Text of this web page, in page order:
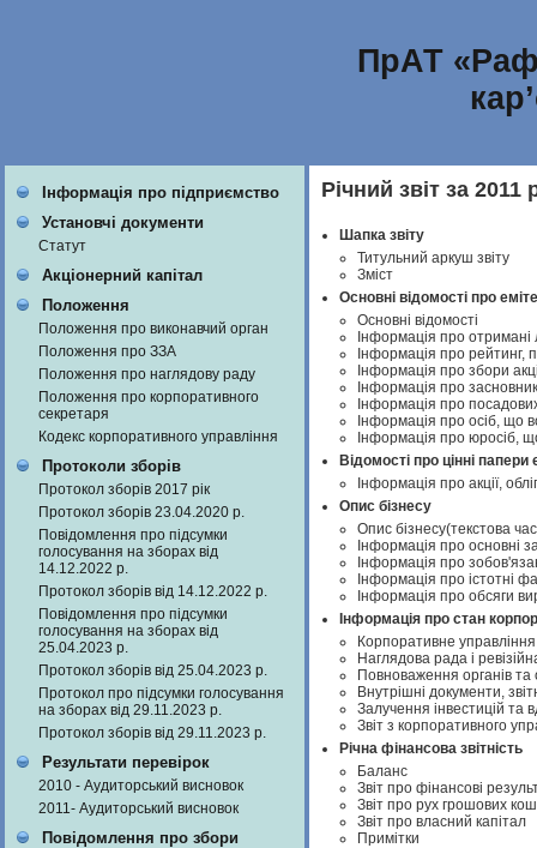
ПрАТ
Інформація про підприємство
Установчі документи
Статут
Акціонерний капітал
Положення
Положення про виконавчий орган
Положення про ЗЗА
Положення про наглядову раду
Положення про корпоративного
секретаря
Кодекс корпоративного управління
Протоколи зборів
Протокол зборів 2017 рік
Протокол зборів 23.04.2020 р.
Повідомлення про підсумки
голосування на зборах від
14.12.2022 р.
Протокол зборів від 14.12.2022 р.
Повідомлення про підсумки
голосування на зборах від
25.04.2023 р.
Протокол зборів від 25.04.2023 р.
Протокол про підсумки голосування
на зборах від 29.11.2023 р.
Протокол зборів від 29.11.2023 р.
Результати перевірок
2010 - Аудиторський висновок
2011- Аудиторський висновок
Повідомлення про збори
Річний звіт за 2011
Шапка звіту
Титульний аркуш звіту
Зміст
Основні відомості про
Основні відомості
Інформація про отримані
Інформація про рейтинг,
Інформація про збори
Інформація про
Інформація про
Інформація про осіб, що
Інформація про юросіб,
Відомості про цінні папери
Інформація про акції,
Опис бізнесу
Опис бізнесу(текстова
Інформація про основні
Інформація про
Інформація про істотні
Інформація про обсяги
Інформація про стан
Корпоративне
Наглядова рада i
Повноваження органів та
Внутрішні документи,
Залучення інвестицій та
Звіт з корпоративного
Річна фінансова звітність
Баланс
Звіт про фінансові
Звіт про рух грошових
Звіт про власний капітал
Примітки